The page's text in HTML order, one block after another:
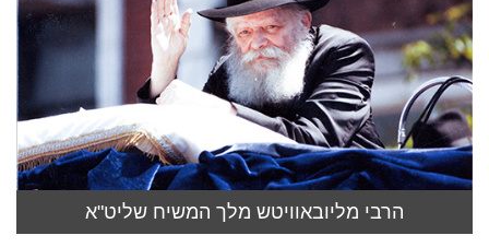
הרבי מליובאוויטש מלך המשיח שליט"א